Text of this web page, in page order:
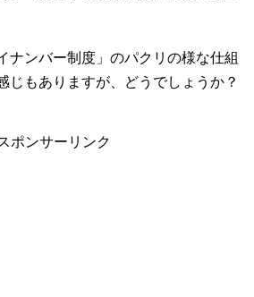
ナンバー制度」のパクリの様な仕組
じもありますが、どうでしょうか？
ポンサーリンク